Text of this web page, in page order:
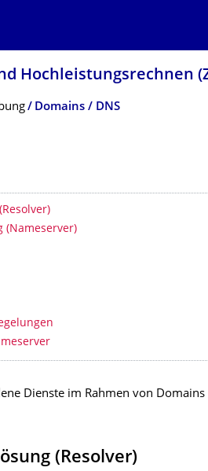
Hochleistungs­rechnen
Domains / DNS
(Nameserver)
Dienste im Rahmen von
(Resolver)